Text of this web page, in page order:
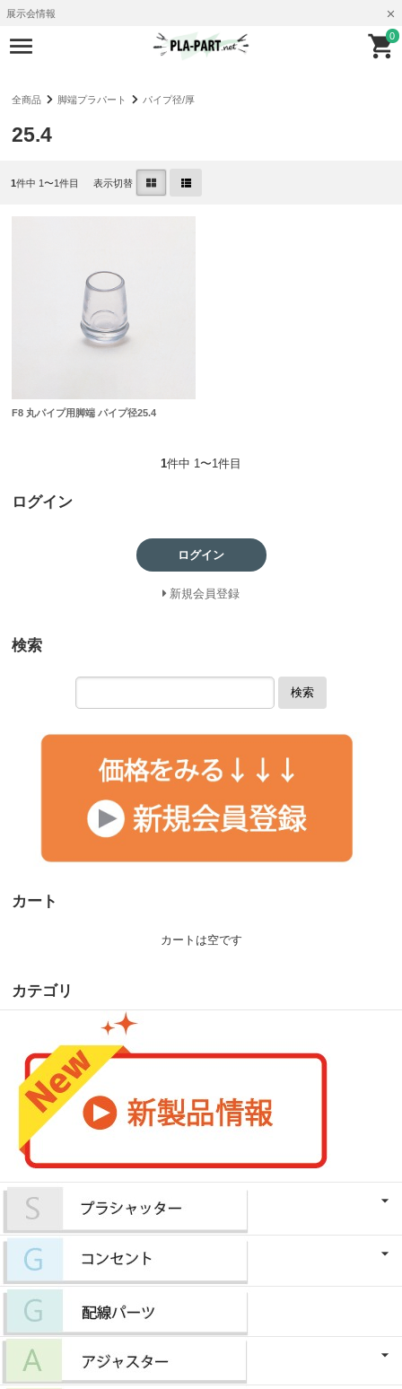
展示会情報
0
全商品 脚端プラパート パイプ径/厚
25.4
1件中 1〜1件目 表示切替
F8 丸パイプ用脚端 パイプ径25.4
1件中 1〜1件目
ログイン
ログイン
新規会員登録
検索
検索
カート
カートは空です
カテゴリ